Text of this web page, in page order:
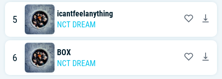
[Verse 2: Jeno, Jisung]
Uptown, 아침이 올 때까지
Get down, 여긴 너와 나뿐이야
Get loud, 터질듯한 beat
내일이 없는 듯이 no doubt
[Chorus: All, Haechan, Renjun, Jaemin]
I've been goin' off the wall
5
icantfeelanything
NCT DREAM
6
BOX
NCT DREAM